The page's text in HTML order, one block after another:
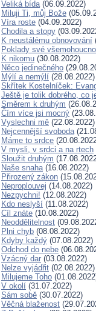
Veliká bída(06.09.2022)
Miluji Ti, můj Bože
Víra roste (04.09.2022)
Chodila a stopy
K neustálému obnovování
Poklady své
K nikomu (30.08.2022)
Něco jedinečného
Mýlí a nemýlí (28.08.2022)
Skřítek Kostelníček:
Ještě je tolik dobrého, co
Směrem k druhým
Čím více jsi mocný
Vyslechni mě (22.08.2022)
Nejcennější svoboda
Máme to srdce
V mysli, v srdci a na rtech
Sloužit druhým
Naše snaha(16.08.2022)
Přirozený zákon
Neproplouvej (14.08.2022)
Nezpychni! (12.08.2022)
Kdo neslyší (11.08.2022)
Cíl znáte (10.08.2022)
Neoddělitelnost
Plni chyb (08.08.2022)
Kdyby každý (07.08.2022)
Odchod do nebe
Vzácný dar (03.08.2022)
Nelze vyjádřit (02.08.2022)
Milujeme Toho
V okolí (31.07.2022)
Sám sobě (30.07.2022)
Věčná blaženost